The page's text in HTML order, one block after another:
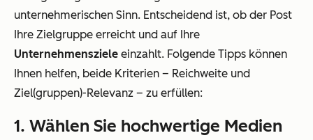
unternehmerischen Sinn. Entscheidend ist, ob der Post
Ihre Zielgruppe erreicht und auf Ihre
Unternehmensziele einzahlt. Folgende Tipps können
Ihnen helfen, beide Kriterien – Reichweite und
Ziel(gruppen)-Relevanz – zu erfüllen:
1. Wählen Sie hochwertige Medien